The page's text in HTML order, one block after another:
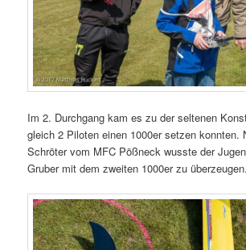
Im 2. Durchgang kam es zu der seltenen
gleich 2 Piloten einen 1000er setzen konnten.
Schröter vom MFC Pößneck wusste der
Gruber mit dem zweiten 1000er zu überzeugen.